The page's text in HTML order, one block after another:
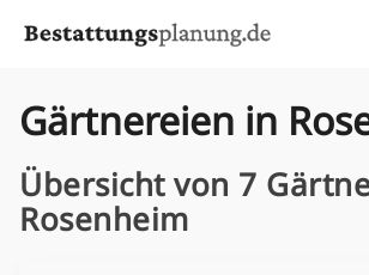
Gärtnereien in
Übersicht von 7
Rosenheim